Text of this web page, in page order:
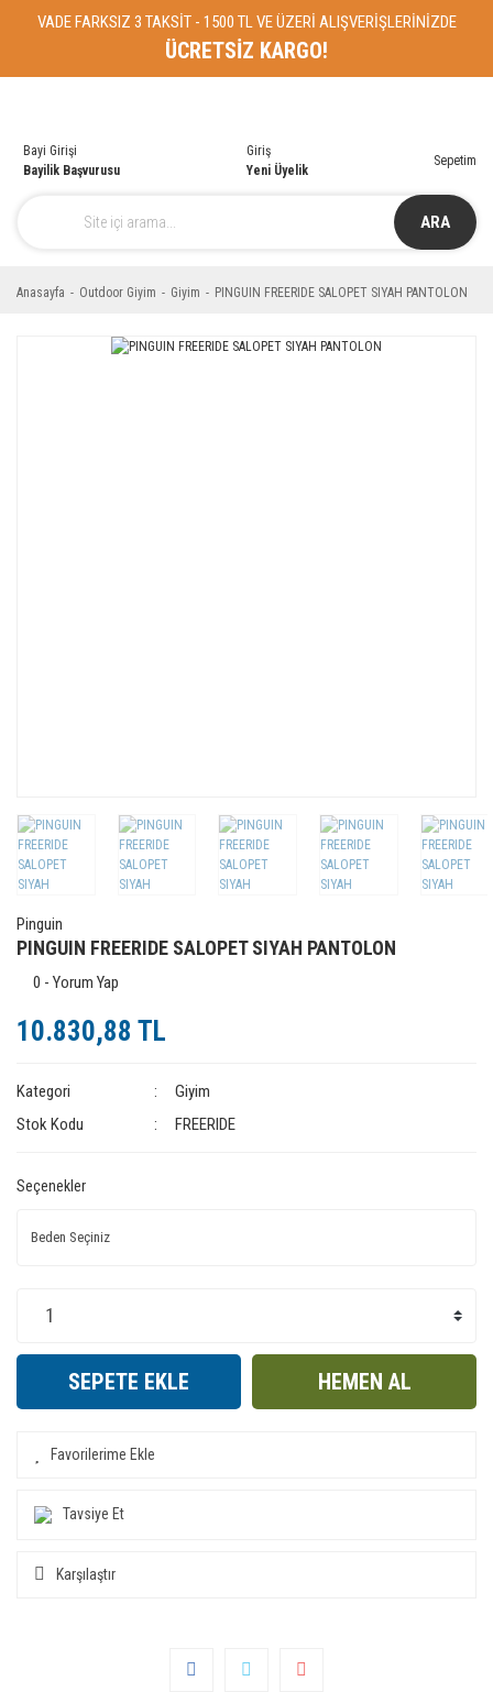
VADE FARKSIZ 3 TAKSİT - 1500 TL VE ÜZERİ ALIŞVERİŞLERİNİZDE
ÜCRETSİZ KARGO!
ARA
Bayi Girişi
Bayilik Başvurusu
Giriş
Yeni Üyelik
Sepetim
Anasayfa Outdoor Giyim Giyim PINGUIN FREERIDE SALOPET SIYAH PANTOLON
Pinguin
PINGUIN FREERIDE SALOPET SIYAH PANTOLON
0 - Yorum Yap
10.830,88 TL
Kategori
Giyim
Stok Kodu
FREERIDE
Seçenekler
SEPETE EKLE HEMEN AL
Tavsiye Et
Karşılaştır